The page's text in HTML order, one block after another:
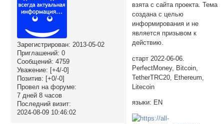
Зарегистрирован: 2013-05-02
Приглашений: 0
Сообщений: 4759
Уважение: [+4/-0]
Позитив: [+0/-0]
Провел на форуме:
7 дней 8 часов
Последний визит:
2024-08-09 10:46:02
взята с сайта проекта. Тема
создана с целью
информирования и не
является призывом к
действию.
старт 2022-06-06.
PerfectMoney, Bitcoin,
TetherTRC20, Ethereum,
Litecoin
языки: EN